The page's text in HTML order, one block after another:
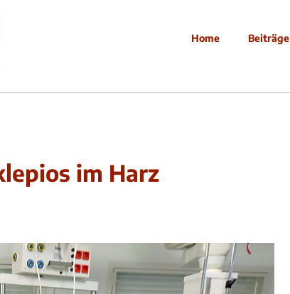
Home Beiträge
im Harz